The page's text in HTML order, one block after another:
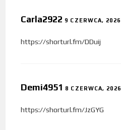
Carla2922 9 CZERWCA, 2026
https://shorturl.fm/DDuij
Demi4951 8 CZERWCA, 2026
https://shorturl.fm/JzGYG